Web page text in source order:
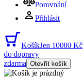
Porovnání
Přihlásit
KošíkJen 10000 Kč
do dopravy
zdarma Otevřít košík